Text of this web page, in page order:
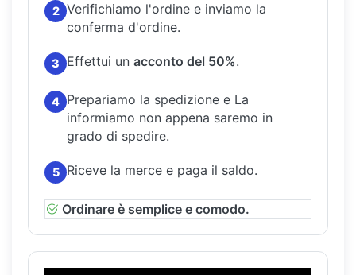
2 Verifichiamo l'ordine e inviamo la
conferma d'ordine.
3 Effettui un acconto del 50%.
4 Prepariamo la spedizione e La
informiamo non appena saremo in
grado di spedire.
5 Riceve la merce e paga il saldo.
Ordinare è semplice e comodo.